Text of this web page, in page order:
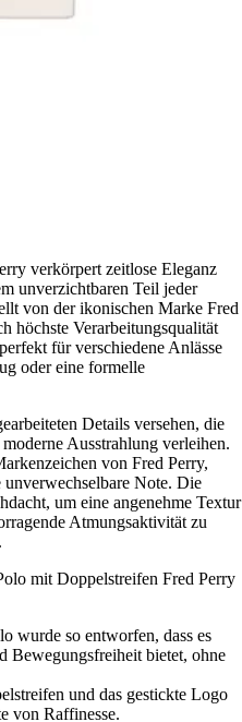
verkörpert zeitlose Eleganz
unverzichtbaren Teil jeder
von der ikonischen Marke Fred
höchste Verarbeitungsqualität
für verschiedene Anlässe
oder eine formelle
Details versehen, die
Ausstrahlung verleihen.
von Fred Perry,
Note. Die
um eine angenehme Textur
Atmungsaktivität zu
mit Doppelstreifen Fred Perry
wurde so entworfen, dass es
Bewegungsfreiheit bietet, ohne
und das gestickte Logo
von Raffinesse.